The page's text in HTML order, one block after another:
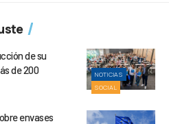
NOTICIAS
SOCIAL
de su
de 200
envases